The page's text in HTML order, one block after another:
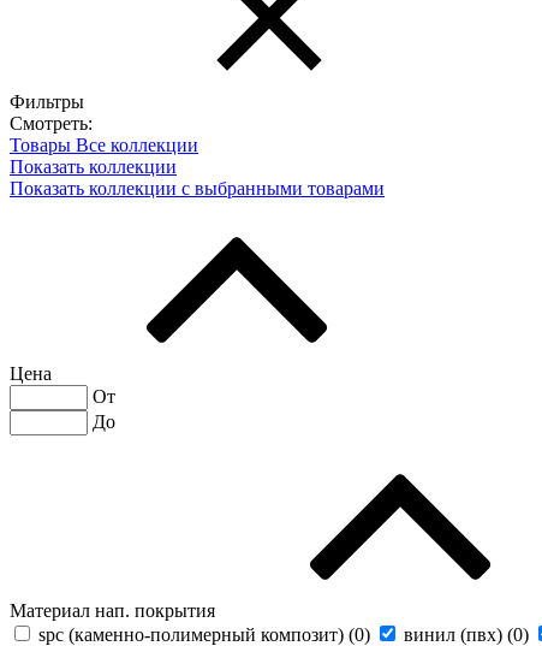
Фильтры
Смотреть:
Товары Все коллекции
Показать коллекции
Показать коллекции с выбранными товарами
Цена
От
До
Материал нап. покрытия
spc (каменно-полимерный композит) (0) винил (пвх) (0)